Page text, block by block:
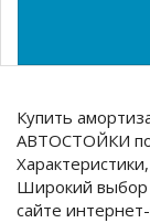
Купить
АВТОСТОЙКИ по
Широкий выбор
сайте